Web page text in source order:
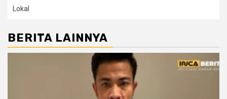
Lokal
BERITA LAINNYA